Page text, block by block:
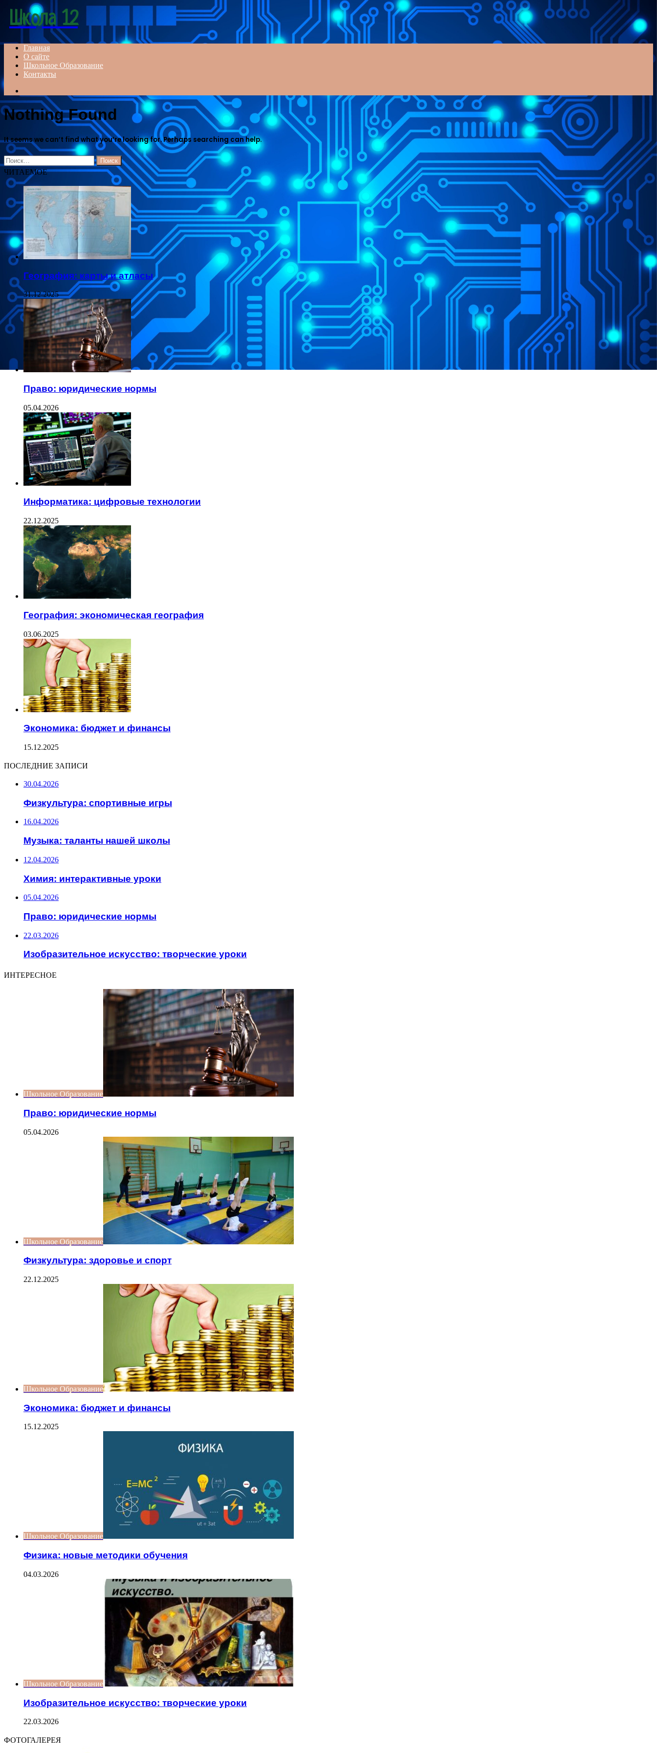
Menu
Школа 12
Главная
О сайте
Школьное Образование
Контакты
for
Nothing Found
It seems we can’t find what you’re looking for. Perhaps searching can help.
Найти:
ЧИТАЕМОЕ
География: карты и атласы
31.12.2025
Право: юридические нормы
05.04.2026
Информатика: цифровые технологии
22.12.2025
География: экономическая география
03.06.2025
Экономика: бюджет и финансы
15.12.2025
ПОСЛЕДНИЕ ЗАПИСИ
30.04.2026
Физкультура: спортивные игры
16.04.2026
Музыка: таланты нашей школы
12.04.2026
Химия: интерактивные уроки
05.04.2026
Право: юридические нормы
22.03.2026
Изобразительное искусство: творческие уроки
ИНТЕРЕСНОЕ
Школьное Образование
Право: юридические нормы
05.04.2026
Школьное Образование
Физкультура: здоровье и спорт
22.12.2025
Школьное Образование
Экономика: бюджет и финансы
15.12.2025
Школьное Образование
Физика: новые методики обучения
04.03.2026
Школьное Образование
Изобразительное искусство: творческие уроки
22.03.2026
ФОТОГАЛЕРЕЯ